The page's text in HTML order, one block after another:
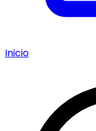
Inicio